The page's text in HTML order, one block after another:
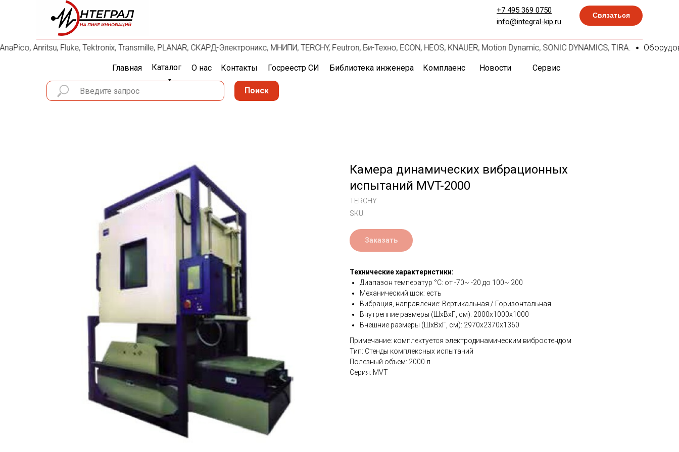
Связаться
+7 495 369 0750
info@integral-kip.ru
Anritsu, Fluke, Tektronix, Transmille, PLANAR, СКАРД-Электроникс, МНИПИ, TERCHY, Feutron, Би-Техно, ECON, HEOS, KNAUER, Motion Dynamic, SONIC DYNAMICS, TIRA.
Главная Каталог О нас Контакты Госреестр СИ Библиотека инженера Комплаенс Новости Сервис
Поиск
Камера динамических вибрационных
испытаний MVT-2000
TERCHY
SKU:
Заказать
Технические характеристики:
Диапазон температур °C: от -70~ -20 до 100~ 200
Механический шок: есть
Вибрация, направление: Вертикальная / Горизонтальная
Внутренние размеры (ШхВхГ, см): 2000х1000х1000
Внешние размеры (ШхВхГ, см): 2970х2370х1360
Примечание: комплектуется электродинамическим вибростендом
Тип: Стенды комплексных испытаний
Полезный объем: 2000 л
Серия: MVT